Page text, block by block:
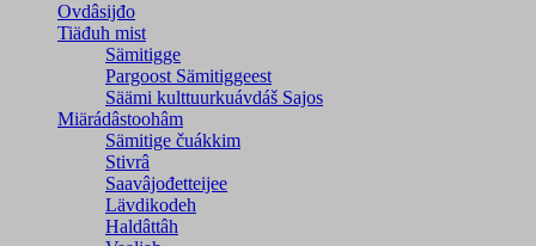
Ovdâsijđo
Tiäđuh mist
Sämitigge
Pargoost Sämitiggeest
Säämi kulttuurkuávdáš Sajos
Miärádâstoohâm
Sämitige čuákkim
Stivrâ
Saavâjođetteijee
Lävdikodeh
Haldâttâh